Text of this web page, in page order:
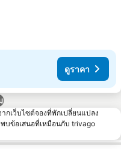
ดูราคา
กเว็บไซต์จองที่พักเปลี่ยนแปลง
บข้อเสนอที่เหมือนกับ trivago